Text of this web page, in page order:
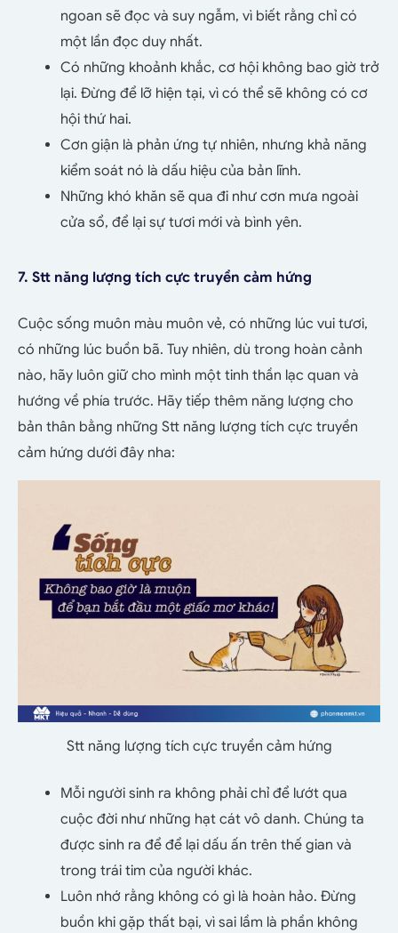
ngoan sẽ đọc và suy ngẫm, vì biết rằng chỉ có
một lần đọc duy nhất.
Có những khoảnh khắc, cơ hội không bao giờ trở
lại. Đừng để lỡ hiện tại, vì có thể sẽ không có cơ
hội thứ hai.
Cơn giận là phản ứng tự nhiên, nhưng khả năng
kiểm soát nó là dấu hiệu của bản lĩnh.
Những khó khăn sẽ qua đi như cơn mưa ngoài
cửa sổ, để lại sự tươi mới và bình yên.
7. Stt năng lượng tích cực truyền cảm hứng
Cuộc sống muôn màu muôn vẻ, có những lúc vui tươi,
có những lúc buồn bã. Tuy nhiên, dù trong hoàn cảnh
nào, hãy luôn giữ cho mình một tinh thần lạc quan và
hướng về phía trước. Hãy tiếp thêm năng lượng cho
bản thân bằng những Stt năng lượng tích cực truyền
cảm hứng dưới đây nha:
Stt năng lượng tích cực truyền cảm hứng
Mỗi người sinh ra không phải chỉ để lướt qua
cuộc đời như những hạt cát vô danh. Chúng ta
được sinh ra để để lại dấu ấn trên thế gian và
trong trái tim của người khác.
Luôn nhớ rằng không có gì là hoàn hảo. Đừng
buồn khi gặp thất bại, vì sai lầm là phần không